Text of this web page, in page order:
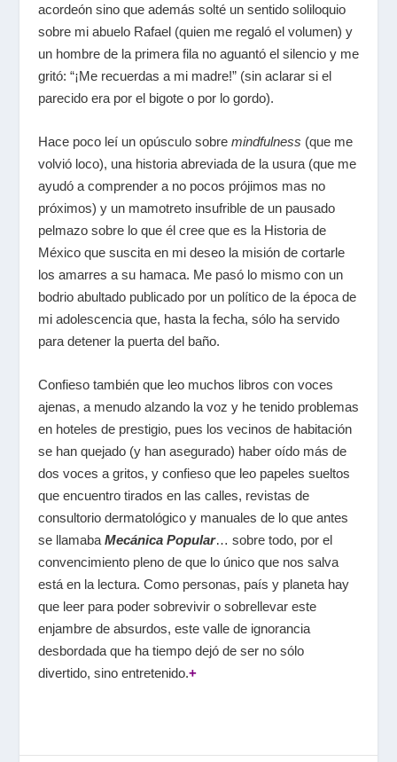
acordeón sino que además solté un sentido soliloquio
sobre mi abuelo Rafael (quien me regaló el volumen) y
un hombre de la primera fila no aguantó el silencio y me
gritó: “¡Me recuerdas a mi madre!” (sin aclarar si el
parecido era por el bigote o por lo gordo).
Hace poco leí un opúsculo sobre mindfulness (que me
volvió loco), una historia abreviada de la usura (que me
ayudó a comprender a no pocos prójimos mas no
próximos) y un mamotreto insufrible de un pausado
pelmazo sobre lo que él cree que es la Historia de
México que suscita en mi deseo la misión de cortarle
los amarres a su hamaca. Me pasó lo mismo con un
bodrio abultado publicado por un político de la época de
mi adolescencia que, hasta la fecha, sólo ha servido
para detener la puerta del baño.
Confieso también que leo muchos libros con voces
ajenas, a menudo alzando la voz y he tenido problemas
en hoteles de prestigio, pues los vecinos de habitación
se han quejado (y han asegurado) haber oído más de
dos voces a gritos, y confieso que leo papeles sueltos
que encuentro tirados en las calles, revistas de
consultorio dermatológico y manuales de lo que antes
se llamaba Mecánica Popular… sobre todo, por el
convencimiento pleno de que lo único que nos salva
está en la lectura. Como personas, país y planeta hay
que leer para poder sobrevivir o sobrellevar este
enjambre de absurdos, este valle de ignorancia
desbordada que ha tiempo dejó de ser no sólo
divertido, sino entretenido.+